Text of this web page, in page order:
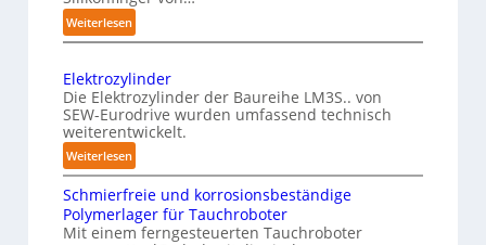
y
c
A
I
a
l
i
n
z
e
i
n
B
e
l
a
d
u
n
g
f
Weiterlesen:
S
n
s
i
b
l
i
Elektrozylinder
Die Elektrozylinder der Baureihe LM3S.. von
SEW-Eurodrive wurden umfassend technisch
weiterentwickelt.
Weiterlesen:
E
l
e
k
Schmierfreie und korrosionsbeständige
Polymerlager für Tauchroboter
Mit einem ferngesteuerten Tauchroboter